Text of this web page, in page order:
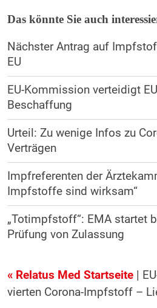
Das könnte Sie auch
Nächster Antrag auf
EU
EU-Kommission verteidigt
Beschaffung
Urteil: Zu wenige Infos zu
Verträgen
Impfreferenten der
Impfstoffe sind wirksam“
„Totimpfstoff“: EMA startet
Prüfung von Zulassung
« Relatus Med Startseite|
vierten Corona-Impfstoff –